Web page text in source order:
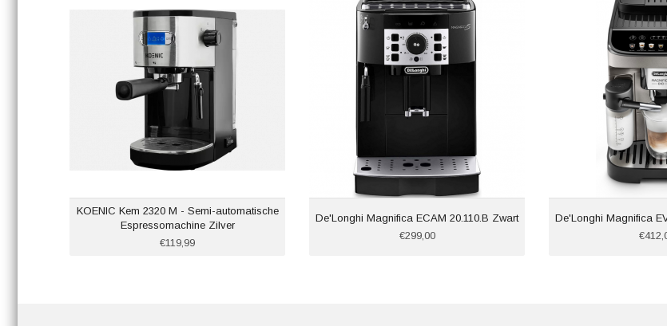
KOENIC Kem 2320 M - Semi-automatische
Espressomachine Zilver
€119,99
De'Longhi Magnifica ECAM 20.110.B Zwart
€299,00
De'Longhi Magnifica